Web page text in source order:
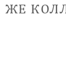
ЖЕ